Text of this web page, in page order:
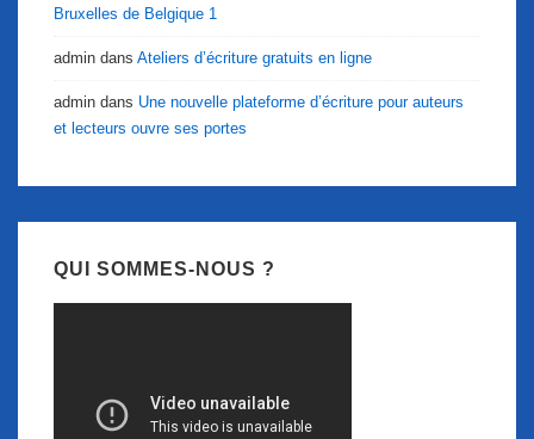
Bruxelles de Belgique 1
admin dans Ateliers d’écriture gratuits en ligne
admin dans Une nouvelle plateforme d’écriture pour auteurs
et lecteurs ouvre ses portes
QUI SOMMES-NOUS ?